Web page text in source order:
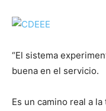
“El sistema
buena en el servicio.
Es un camino real a